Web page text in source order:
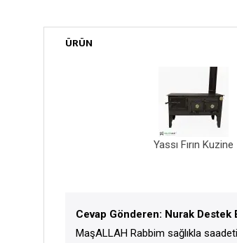
ÜRÜN
Yassı Fırın Kuzine
Cevap Gönderen: Nurak Destek
MaşALLAH Rabbim sağlıkla